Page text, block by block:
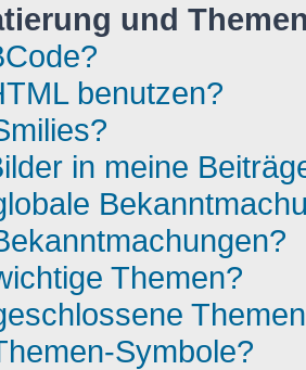
und
benutzen?
in meine
Themen?
Symbole?